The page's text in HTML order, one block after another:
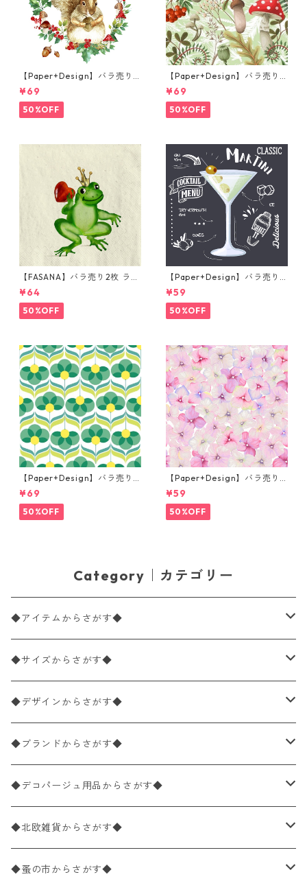
【Paper+Design】バラ売り2
枚 ランチサイズ ペーパーナプ
キン Forest Squirrel ホワイ
ト
¥69
50%OFF
【Paper+Design】バラ売り2
枚 ランチサイズ ペーパーナプ
キン Forest Fungi グリーン
¥69
50%OFF
【FASANA】バラ売り2枚 ラン
チサイズ ペーパーナプキン Fr
og prince ナチュラル
¥64
50%OFF
【Paper+Design】バラ売り2
枚 カクテルサイズ ペーパーナ
プキン Martini ブラック
¥59
50%OFF
【Paper+Design】バラ売り2
枚 ランチサイズ ペーパーナプ
キン Geo Flowers グリーン
¥69
50%OFF
【Paper+Design】バラ売り2
枚 カクテルサイズ ペーパーナ
プキン Small blossoms ピン
ク
¥59
50%OFF
Category｜カテゴリー
◆アイテムからさがす◆
ペーパーナプキン2枚バラ売り
ペーパーナプキン1枚バラ売り
ペーパーナプキン20枚入りパック
ペーパーナプキン10枚入りパック
ライスペーパー
ペーパーリネンナプキン
◆サイズからさがす◆
33×33cm（ランチサイズ）
バラ売り
パック売り
25×25cm（カクテルサイズ）
バラ売り
パック売り
40×40cm（ディナーサイズ）
バラ売り
パック売り
21×21cm（ポケットサイズ）
バラ売り
33cm（ラウンド）
◆デザインからさがす◆
花柄
植物・グリーン柄
動物・鳥・昆虫・蝶柄
海・魚柄
◆ブランドからさがす◆
ドイツ製 IHR/イア
ランチサイズ
カクテルサイズ
ドイツ製 Ambiente/アンビエンテ
ランチサイズ
ドイツ製 Paperproducts Design
◆デコパージュ用品からさがす◆
デコパージュ液
デコパージュ下地
◆北欧雑貨からさがす◆
シリコンモールド
◆蚤の市からさがす◆